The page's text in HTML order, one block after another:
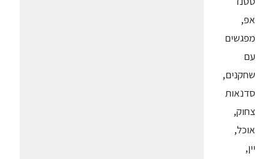
אפ,
מפגשים
עם
שחקנים,
סדנאות
צחוק,
אוכל,
יין,